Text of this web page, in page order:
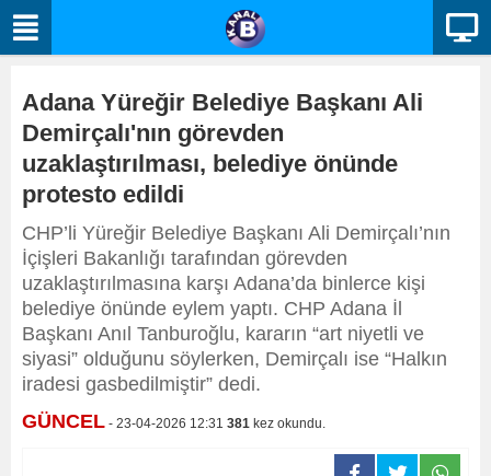
Adana Yüreğir Belediye Başkanı Ali
Demirçalı'nın görevden
uzaklaştırılması, belediye önünde
protesto edildi
CHP’li Yüreğir Belediye Başkanı Ali Demirçalı’nın
İçişleri Bakanlığı tarafından görevden
uzaklaştırılmasına karşı Adana’da binlerce kişi
belediye önünde eylem yaptı. CHP Adana İl
Başkanı Anıl Tanburoğlu, kararın “art niyetli ve
siyasi” olduğunu söylerken, Demirçalı ise “Halkın
iradesi gasbedilmiştir” dedi.
GÜNCEL - 23-04-2026 12:31 381 kez okundu.